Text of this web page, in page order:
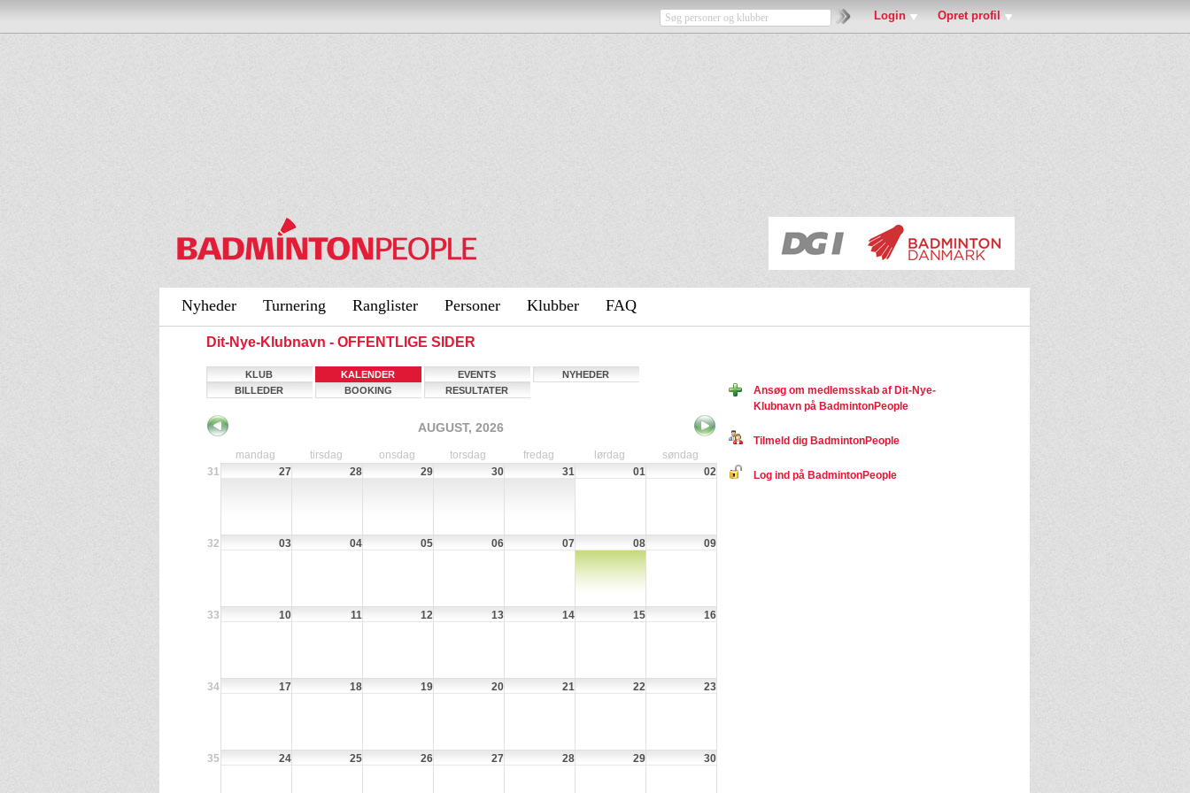
Login Opret profil
Nyheder Turnering Ranglister Personer Klubber FAQ
Dit-Nye-Klubnavn - OFFENTLIGE SIDER
KLUB KALENDER EVENTS
NYHEDER
BILLEDER
BOOKING RESULTATER
AUGUST, 2026
mandag tirsdag onsdag torsdag fredag lørdag
søndag
31
27 28 29 30 31 01 02
32 03 04 05 06 07 08 09
33 10 11 12 13 14 15 16
34 17 18 19 20 21 22 23
35 24 25 26 27 28 29 30
Ansøg om medlemsskab af Dit-Nye-
Klubnavn på BadmintonPeople
Tilmeld dig BadmintonPeople
Log ind på BadmintonPeople